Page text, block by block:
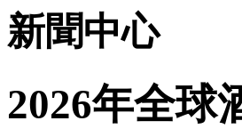
新聞中心
2026年全球